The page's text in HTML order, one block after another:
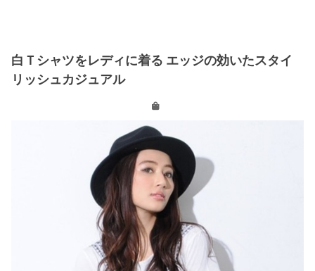
白Ｔシャツをレディに着る エッジの効いたスタイ
リッシュカジュアル